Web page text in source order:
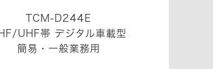
TCM-D244E
UHF帯 デジタル車載型
簡易・一般業務用